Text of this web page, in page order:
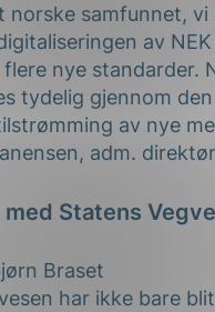
norske samfunnet,
av
nye standarder.
tydelig gjennom den
av nye
adm.
med Statens
har ikke bare